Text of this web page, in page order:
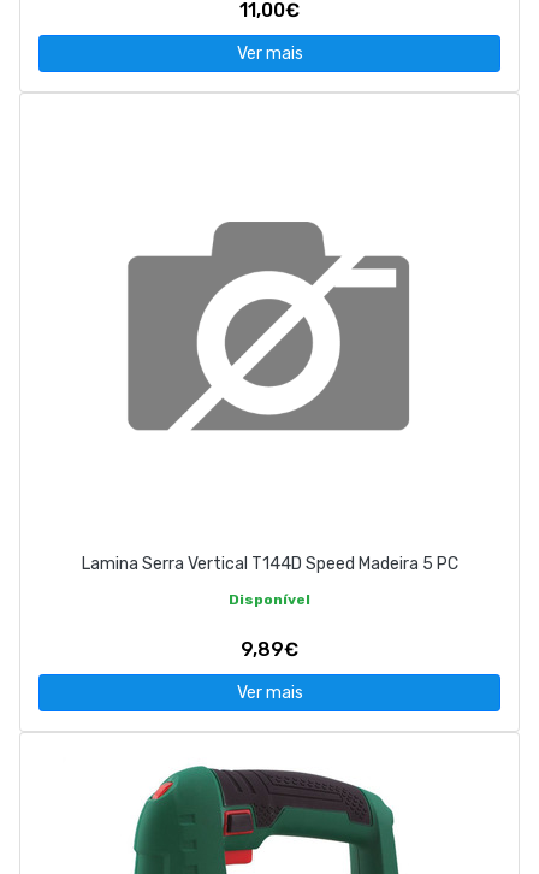
11,00€
Ver mais
Lamina Serra Vertical T144D Speed Madeira 5 PC
Disponível
9,89€
Ver mais